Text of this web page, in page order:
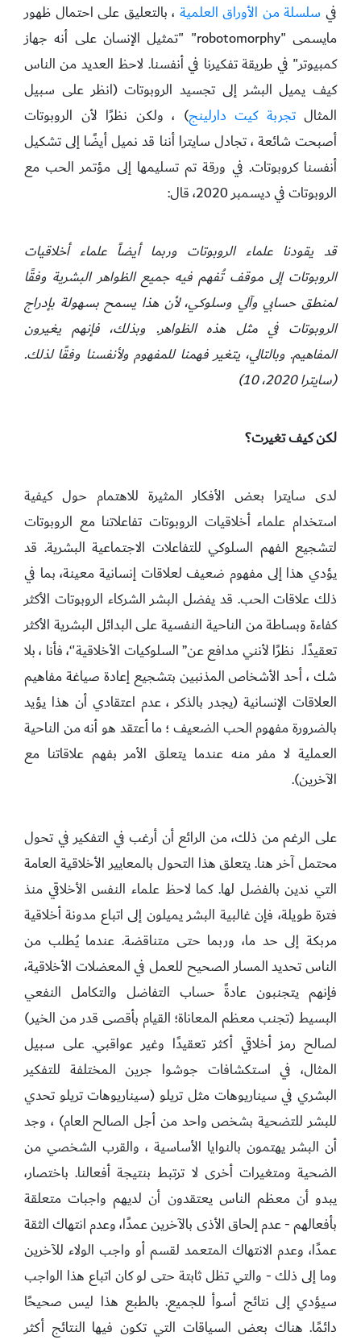
في سلسلة من الأوراق العلمية ، بالتعليق على احتمال ظهور
مايسمى "robotomorphy" "تمثيل الإنسان على أنه جهاز
كمبيوتر" في طريقة تفكيرنا في أنفسنا. لاحظ العديد من الناس
كيف يميل البشر إلى تجسيد الروبوتات (انظر على سبيل
المثالتجربة كيت دارلينج) ، ولكن نظرًا لأن الروبوتات
أصبحت شائعة ، تجادل سايترا أننا قد نميل أيضًا إلى تشكيل
أنفسنا كروبوتات. في ورقة تم تسليمها إلى مؤتمر الحب مع
الروبوتات في ديسمبر 2020، قال:
قد يقودنا علماء الروبوتات وربما أيضاً علماء أخلاقيات
الروبوتات إلى موقف تُفهم فيه جميع الظواهر البشرية وفقًا
لمنطق حسابي وآلي وسلوكي، لأن هذا يسمح بسهولة بإدراج
الروبوتات في مثل هذه الظواهر. وبذلك، فإنهم يغيرون
المفاهيم. وبالتالي، يتغير فهمنا للمفهوم ولأنفسنا وفقًا لذلك.
(سايترا 2020، 10)
لكن كيف تغيرت؟
لدى سايترا بعض الأفكار المثيرة للاهتمام حول كيفية
استخدام علماء أخلاقيات الروبوتات تفاعلاتنا مع الروبوتات
لتشجيع الفهم السلوكي للتفاعلات الاجتماعية البشرية. قد
يؤدي هذا إلى مفهوم ضعيف لعلاقات إنسانية معينة، بما في
ذلك علاقات الحب. قد يفضل البشر الشركاء الروبوتات الأكثر
كفاءة وبساطة من الناحية النفسية على البدائل البشرية الأكثر
تعقيدًا. نظرًا لأنني مدافع عن” السلوكيات الأخلاقية'‘، فأنا ، بلا
شك ، أحد الأشخاص المذنبين بتشجيع إعادة صياغة مفاهيم
العلاقات الإنسانية (يجدر بالذكر ، عدم اعتقادي أن هذا يؤيد
بالضرورة مفهوم الحب الضعيف ؛ ما أعتقد هو أنه من الناحية
العملية لا مفر منه عندما يتعلق الأمر بفهم علاقاتنا مع
الآخرين).
على الرغم من ذلك، من الرائع أن أرغب في التفكير في تحول
محتمل آخر هنا. يتعلق هذا التحول بالمعايير الأخلاقية العامة
التي ندين بالفضل لها. كما لاحظ علماء النفس الأخلاقي منذ
فترة طويلة، فإن غالبية البشر يميلون إلى اتباع مدونة أخلاقية
مربكة إلى حد ما، وربما حتى متناقضة. عندما يُطلب من
الناس تحديد المسار الصحيح للعمل في المعضلات الأخلاقية،
فإنهم يتجنبون عادةً حساب التفاضل والتكامل النفعي
البسيط (تجنب معظم المعاناة؛ القيام بأقصى قدر من الخير)
لصالح رمز أخلاقي أكثر تعقيدًا وغير عواقبي. على سبيل
المثال، في استكشافات جوشوا جرين المختلفة للتفكير
البشري في سيناريوهات مثل تريلو (سيناريوهات تريلو تحدي
للبشر للتضحية بشخص واحد من أجل الصالح العام) ، وجد
أن البشر يهتمون بالنوايا الأساسية ، والقرب الشخصي من
الضحية ومتغيرات أخرى لا ترتبط بنتيجة أفعالنا. باختصار،
يبدو أن معظم الناس يعتقدون أن لديهم واجبات متعلقة
بأفعالهم - عدم إلحاق الأذى بالآخرين عمدًا، وعدم انتهاك الثقة
عمدًا، وعدم الانتهاك المتعمد لقسم أو واجب الولاء للآخرين
وما إلى ذلك - والتي تظل ثابتة حتى لو كان اتباع هذا الواجب
سيؤدي إلى نتائج أسوأ للجميع. بالطبع هذا ليس صحيحًا
دائمًا. هناك بعض السياقات التي تكون فيها النتائج أكثر